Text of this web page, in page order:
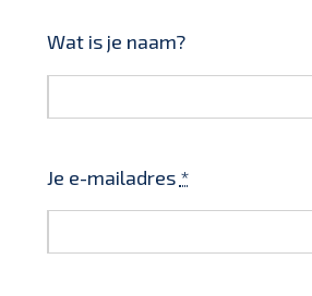
Wat is je naam?
Je e-mailadres *